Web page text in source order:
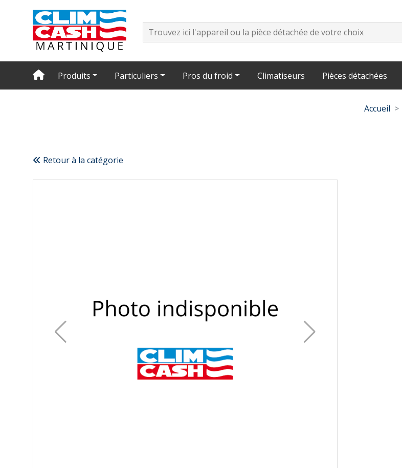
Produits Particuliers Pros du froid Climatiseurs Pièces détachées
Accueil
Retour à la catégorie